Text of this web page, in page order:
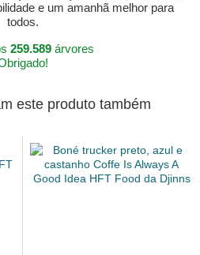
e um amanhã melhor para
todos.
259.589árvores
este produto também